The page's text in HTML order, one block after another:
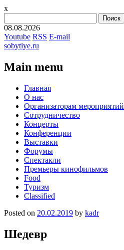
x
08.08.2026
Youtube RSS E-mail
sobytiye.ru
Main menu
Skip
content
Главная
О нас
Организаторам мероприятий
Сотрудничество
Концерты
Конференции
Выставки
Форумы
Спектакли
Премьеры кинофильмов
Food
Туризм
Сlassified
Posted on 20.02.2019 by kadr
Шедевр